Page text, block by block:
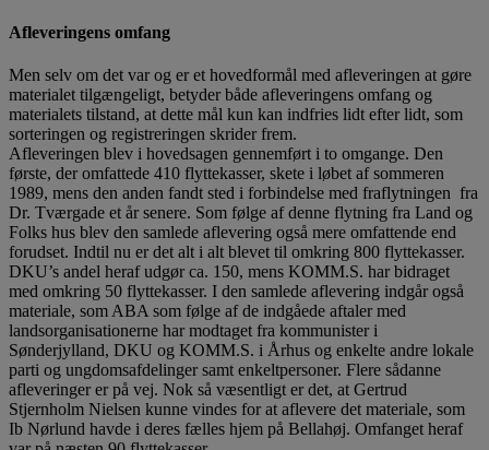
Afleveringens omfang
Men selv om det var og er et hovedformål med afleveringen at gøre
materialet tilgængeligt, betyder både afleveringens omfang og
materialets tilstand, at dette mål kun kan indfries lidt efter lidt, som
sorteringen og registreringen skrider frem.
Afleveringen blev i hovedsagen gennemført i to omgange. Den
første, der omfattede 410 flyttekasser, skete i løbet af sommeren
1989, mens den anden fandt sted i forbindelse med fraflytningen fra
Dr. Tværgade et år senere. Som følge af denne flytning fra Land og
Folks hus blev den samlede aflevering også mere omfattende end
forudset. Indtil nu er det alt i alt blevet til omkring 800 flyttekasser.
DKU’s andel heraf udgør ca. 150, mens KOMM.S. har bidraget
med omkring 50 flyttekasser. I den samlede aflevering indgår også
materiale, som ABA som følge af de indgåede aftaler med
landsorganisationerne har modtaget fra kommunister i
Sønderjylland, DKU og KOMM.S. i Århus og enkelte andre lokale
parti og ungdomsafdelinger samt enkeltpersoner. Flere sådanne
afleveringer er på vej. Nok så væsentligt er det, at Gertrud
Stjernholm Nielsen kunne vindes for at aflevere det materiale, som
Ib Nørlund havde i deres fælles hjem på Bellahøj. Omfanget heraf